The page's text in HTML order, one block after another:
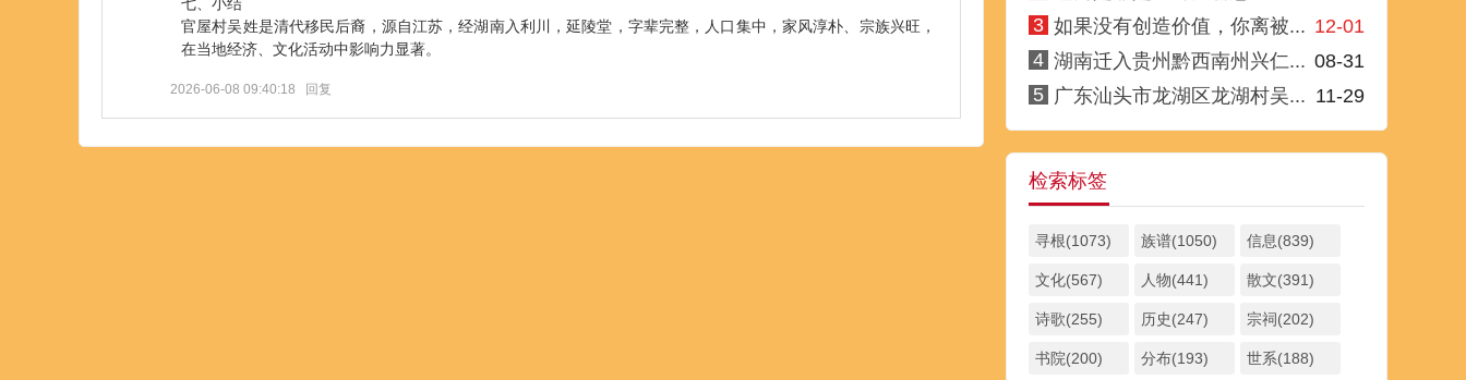
官屋村吴姓是清代移民后裔，源自江苏，经湖南入利川，延陵堂，字辈完整，人口集中，家风淳朴、宗族兴旺，
在当地经济、文化活动中影响力显著。
2026-06-08 09:40:18 回复
3
12-01
如果没有创造价值，你离被...
4
08-31
湖南迁入贵州黔西南州兴仁...
5
11-29
广东汕头市龙湖区龙湖村吴...
检索标签
寻根(1073) 族谱(1050) 信息(839)
文化(567) 人物(441) 散文(391)
诗歌(255) 历史(247) 宗祠(202)
书院(200) 分布(193) 世系(188)